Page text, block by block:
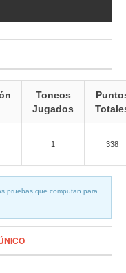
Toneos
Jugados
1 338
pruebas que computan para